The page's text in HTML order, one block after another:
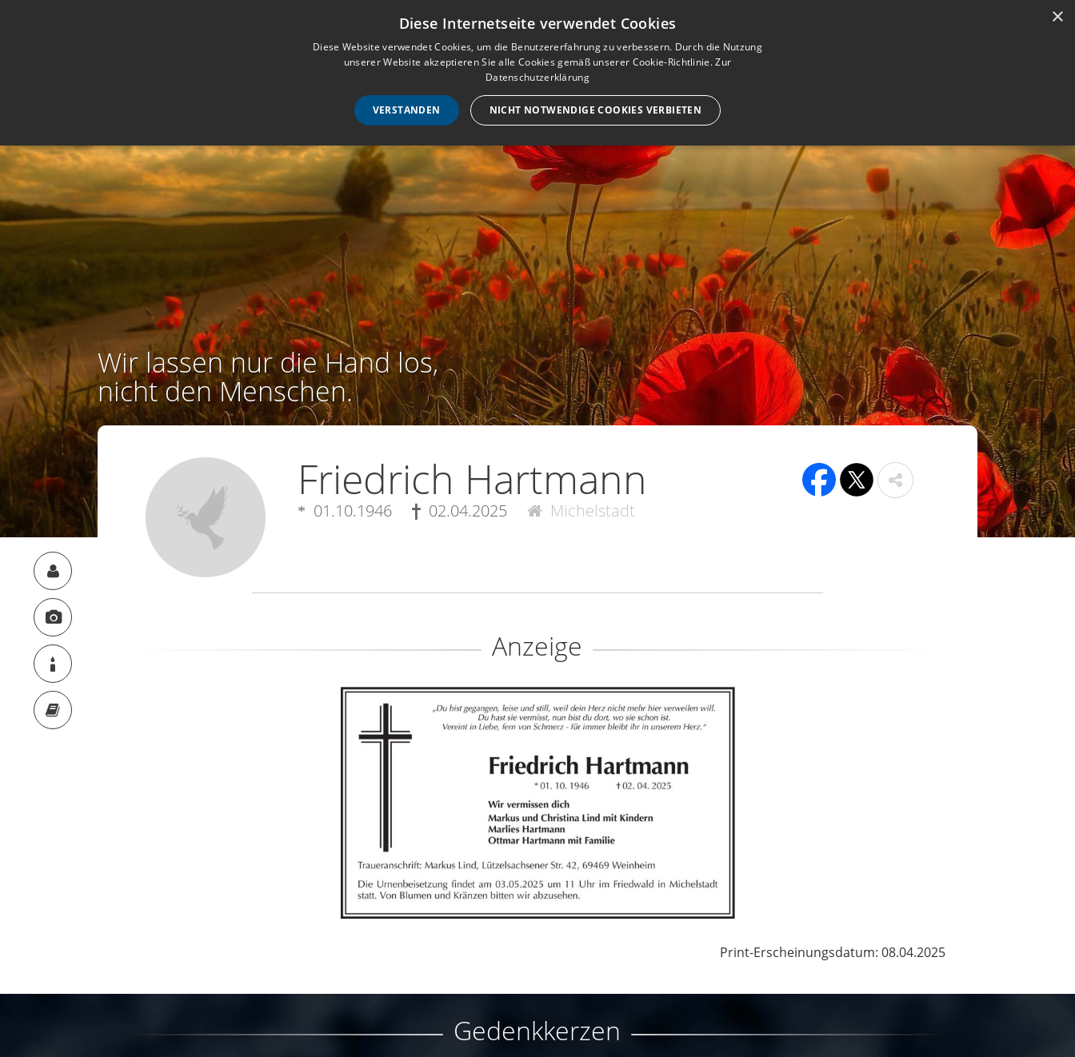
Musterbuch für Traueranzeigen
STARTSEITE HILFE IM TRAUERFALL
Wir lassen nur die Hand los,
nicht den Menschen.
Friedrich Hartmann
01.10.1946 02.04.2025 Michelstadt
Anzeige
Print-Erscheinungsdatum: 08.04.2025
Gedenkkerzen
×
Diese Internetseite verwendet Cookies
Diese Website verwendet Cookies, um die Benutzererfahrung zu verbessern. Durch die Nutzung
unserer Website akzeptieren Sie alle Cookies gemäß unserer Cookie-Richtlinie.Zur
Datenschutzerklärung
VERSTANDEN NICHT NOTWENDIGE COOKIES VERBIETEN